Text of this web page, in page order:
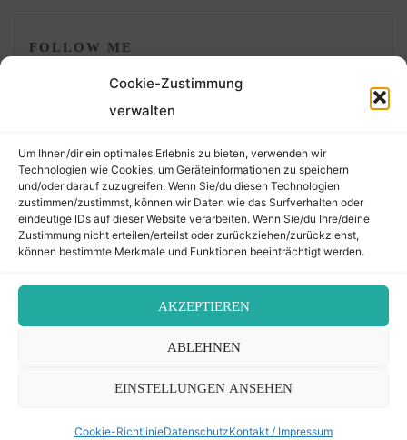
Cookie-Zustimmung
verwalten
Um Ihnen/dir ein optimales Erlebnis zu bieten, verwenden wir
Technologien wie Cookies, um Geräteinformationen zu speichern
und/oder darauf zuzugreifen. Wenn Sie/du diesen Technologien
zustimmen/zustimmst, können wir Daten wie das Surfverhalten oder
eindeutige IDs auf dieser Website verarbeiten. Wenn Sie/du Ihre/deine
Zustimmung nicht erteilen/erteilst oder zurückziehen/zurückziehst,
können bestimmte Merkmale und Funktionen beeinträchtigt werden.
AKZEPTIEREN
ABLEHNEN
EINSTELLUNGEN ANSEHEN
Cookie-RichtlinieDatenschutzKontakt / Impressum
FOLLOW ME
©2026 Der Transkribierer
Kontakt / Impressum
Cookie-Richtlinie (EU)
Back
to